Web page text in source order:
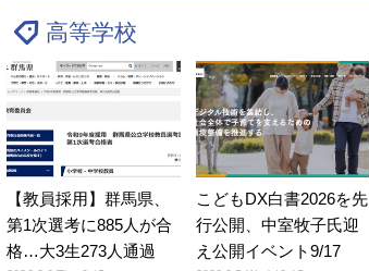
高等学校
【教員採用】群馬県、
第1次選考に885人が合
格…大3生273人通過
こどもDX白書2026を先
行公開、中室牧子氏迎
え公開イベント9/17